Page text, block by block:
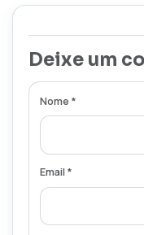
Deixe um
Nome *
Email *